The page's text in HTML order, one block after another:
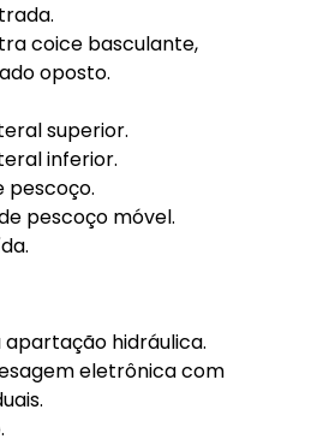
coice basculante,
oposto.
superior.
inferior.
pescoço.
pescoço móvel.
hidráulica.
eletrônica com